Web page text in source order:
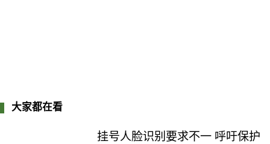
大家都在看
挂号人脸识别要求不一 呼吁保护